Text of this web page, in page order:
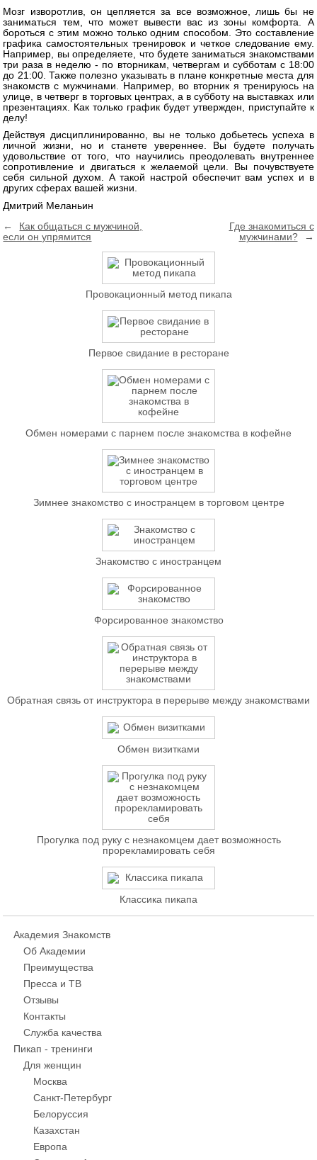
Мозг изворотлив, он цепляется за все возможное, лишь бы не
заниматься тем, что может вывести вас из зоны комфорта. А
бороться с этим можно только одним способом. Это составление
графика самостоятельных тренировок и четкое следование ему.
Например, вы определяете, что будете заниматься знакомствами
три раза в неделю - по вторникам, четвергам и субботам с 18:00
до 21:00. Также полезно указывать в плане конкретные места для
знакомств с мужчинами. Например, во вторник я тренируюсь на
улице, в четверг в торговых центрах, а в субботу на выставках или
презентациях. Как только график будет утвержден, приступайте к
делу!
Действуя дисциплинированно, вы не только добьетесь успеха в
личной жизни, но и станете увереннее. Вы будете получать
удовольствие от того, что научились преодолевать внутреннее
сопротивление и двигаться к желаемой цели. Вы почувствуете
себя сильной духом. А такой настрой обеспечит вам успех и в
других сферах вашей жизни.
Дмитрий Меланьин
←
Как общаться с мужчиной,
если он упрямится
Где знакомиться с
мужчинами?
→
Провокационный метод пикапа
Первое свидание в ресторане
Обмен номерами с парнем после знакомства в кофейне
Зимнее знакомство с иностранцем в торговом центре
Знакомство с иностранцем
Форсированное знакомство
Обратная связь от инструктора в перерыве между знакомствами
Обмен визитками
Прогулка под руку с незнакомцем дает возможность
прорекламировать себя
Классика пикапа
Академия Знакомств
Об Академии
Преимущества
Пресса и ТВ
Отзывы
Контакты
Служба качества
Пикап - тренинги
Для женщин
Москва
Санкт-Петербург
Белоруссия
Казахстан
Европа